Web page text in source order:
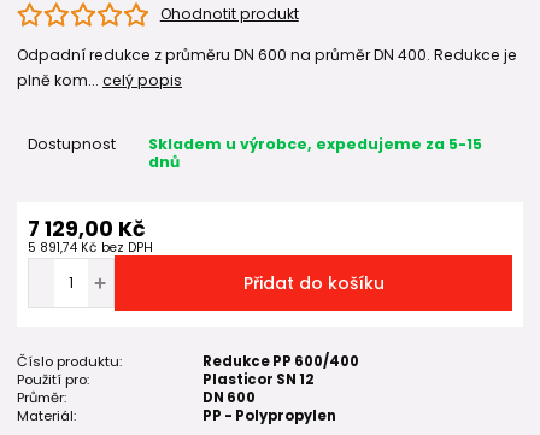
Ohodnotit produkt
Odpadní redukce z průměru DN 600 na průměr DN 400. Redukce je
plně kom... celý popis
Dostupnost
Skladem u výrobce, expedujeme za 5-15
dnů
7 129,00 Kč
5 891,74 Kč bez DPH
Přidat do košíku
Číslo produktu:
Redukce PP 600/400
Použití pro:
Plasticor SN 12
Průměr:
DN 600
Materiál:
PP - Polypropylen